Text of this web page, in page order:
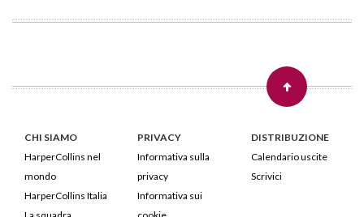
CHI SIAMO
HarperCollins nel
mondo
HarperCollins Italia
PRIVACY
Informativa sulla
privacy
Informativa sui
DISTRIBUZIONE
Calendario uscite
Scrivici